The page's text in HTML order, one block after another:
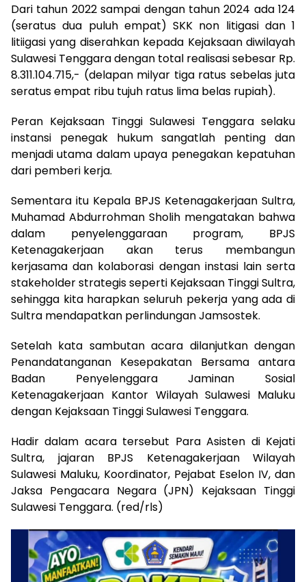
Dari tahun 2022 sampai dengan tahun 2024 ada 124
(seratus dua puluh empat) SKK non litigasi dan 1
litiigasi yang diserahkan kepada Kejaksaan diwilayah
Sulawesi Tenggara dengan total realisasi sebesar Rp.
8.311.104.715,- (delapan milyar tiga ratus sebelas juta
seratus empat ribu tujuh ratus lima belas rupiah).
Peran Kejaksaan Tinggi Sulawesi Tenggara selaku
instansi penegak hukum sangatlah penting dan
menjadi utama dalam upaya penegakan kepatuhan
dari pemberi kerja.
Sementara itu Kepala BPJS Ketenagakerjaan Sultra,
Muhamad Abdurrohman Sholih mengatakan bahwa
dalam penyelenggaraan program, BPJS
Ketenagakerjaan akan terus membangun
kerjasama dan kolaborasi dengan instasi lain serta
stakeholder strategis seperti Kejaksaan Tinggi Sultra,
sehingga kita harapkan seluruh pekerja yang ada di
Sultra mendapatkan perlindungan Jamsostek.
Setelah kata sambutan acara dilanjutkan dengan
Penandatanganan Kesepakatan Bersama antara
Badan Penyelenggara Jaminan Sosial
Ketenagakerjaan Kantor Wilayah Sulawesi Maluku
dengan Kejaksaan Tinggi Sulawesi Tenggara.
Hadir dalam acara tersebut Para Asisten di Kejati
Sultra, jajaran BPJS Ketenagakerjaan Wilayah
Sulawesi Maluku, Koordinator, Pejabat Eselon IV, dan
Jaksa Pengacara Negara (JPN) Kejaksaan Tinggi
Sulawesi Tenggara. (red/rls)